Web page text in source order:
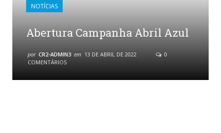
NOTÍCIAS
Abertura Campanha Abril Azul
por CR2-ADMIN3 em 13 DE ABRIL DE 2022
0
COMENTÁRIOS